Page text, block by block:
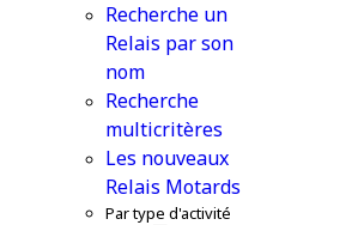
Recherche un
Relais par son
nom
Recherche
multicritères
Les nouveaux
Relais Motards
Par type d'activité